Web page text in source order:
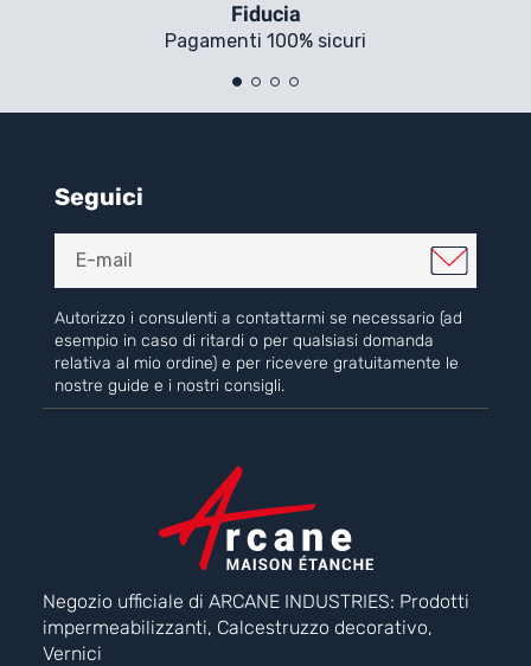
Fiducia
Pagamenti 100% sicuri
Seguici
Autorizzo i consulenti a contattarmi se necessario (ad
esempio in caso di ritardi o per qualsiasi domanda
relativa al mio ordine) e per ricevere gratuitamente le
nostre guide e i nostri consigli.
Negozio ufficiale di ARCANE INDUSTRIES: Prodotti
impermeabilizzanti, Calcestruzzo decorativo,
Vernici